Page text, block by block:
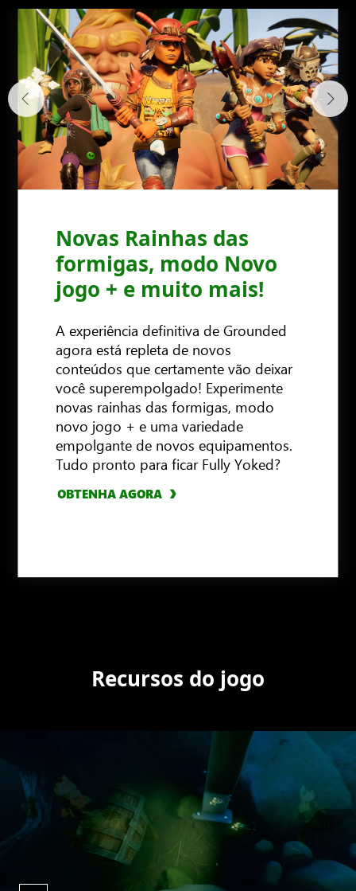
Novas Rainhas das
formigas, modo Novo
jogo + e muito mais!
A experiência definitiva de Grounded
agora está repleta de novos
conteúdos que certamente vão deixar
você superempolgado! Experimente
novas rainhas das formigas, modo
novo jogo + e uma variedade
empolgante de novos equipamentos.
Tudo pronto para ficar Fully Yoked?
OBTENHA AGORA
OBTENHA AGORA
OBTENHA AGORA
OBTENHA AGORA
OBTENHA AGORA
Recursos do jogo